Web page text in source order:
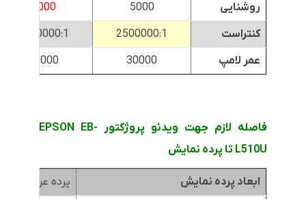
روشنایی
5000
6000
کنتراست
2500000:1
2500000:1
عمر لامپ
30000
30000
فاصله لازم جهت ویدئو پروژکتور EPSON EB-
L510U تا پرده نمایش
ابعاد پرده نمایش
پرده عرض 1.8متر